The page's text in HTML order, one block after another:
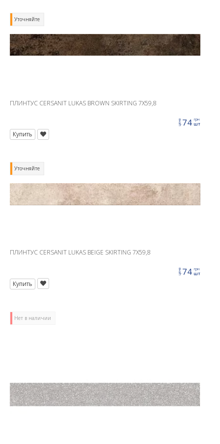
Уточняйте
ПЛИНТУС CERSANIT LUKAS BROWN SKIRTING 7X59,8
цена74 грн
шт
Купить
Уточняйте
ПЛИНТУС CERSANIT LUKAS BEIGE SKIRTING 7X59,8
цена74 грн
шт
Купить
Нет в наличии